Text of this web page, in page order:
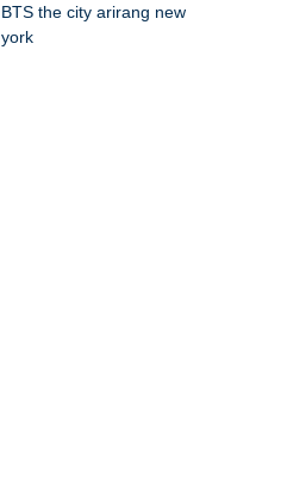
BTS the city arirang new
york